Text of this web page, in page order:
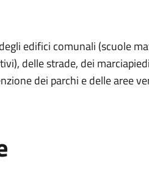
edifici comunali (scuole
delle strade, dei
dei parchi e delle aree